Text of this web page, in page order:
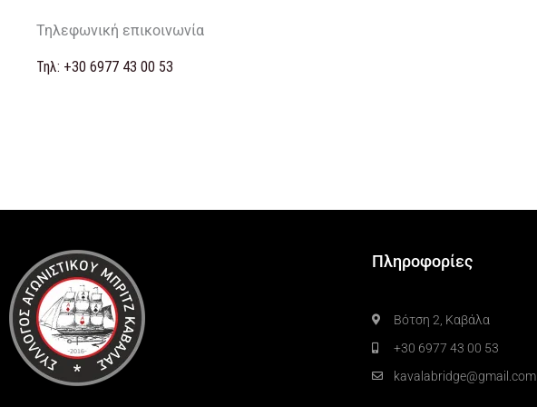
Τηλεφωνική επικοινωνία
Τηλ: +30 6977 43 00 53
Πληροφορίες
Βότση 2, Καβάλα
+30 6977 43 00 53
kavalabridge@gmail.com